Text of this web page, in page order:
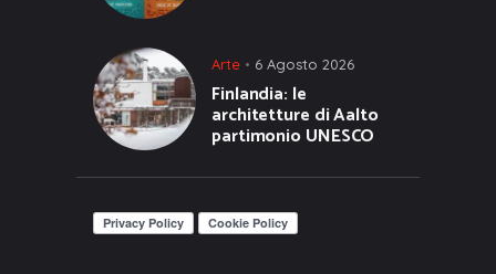
Arte 6 Agosto 2026
Finlandia: le
architetture di Aalto
partimonio UNESCO